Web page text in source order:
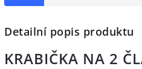
Detailní popis produktu
KRABIČKA NA 2